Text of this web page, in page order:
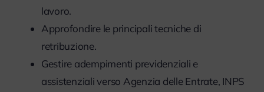
lavoro.
Approfondire le principali tecniche di
retribuzione.
Gestire adempimenti previdenziali e
assistenziali verso Agenzia delle Entrate, INPS